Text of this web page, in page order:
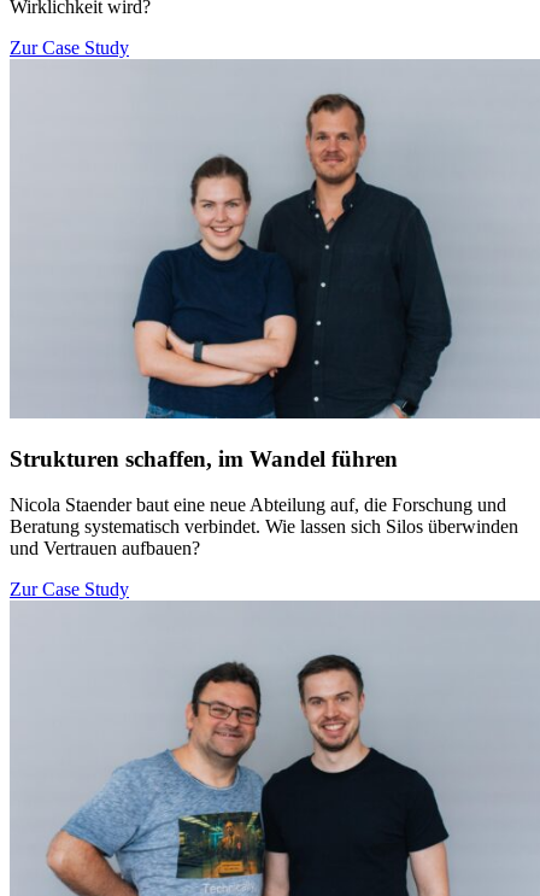
Wirklichkeit wird?
Zur Case Study
Strukturen schaffen, im Wandel führen
Nicola Staender baut eine neue Abteilung auf, die Forschung und
Beratung systematisch verbindet. Wie lassen sich Silos überwinden
und Vertrauen aufbauen?
Zur Case Study